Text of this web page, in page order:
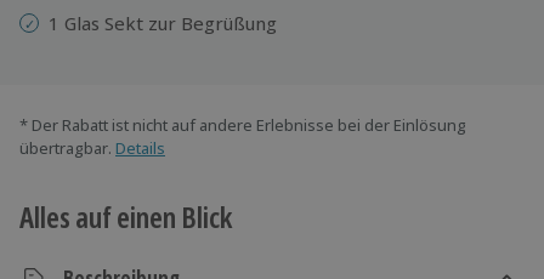
1 Glas Sekt zur Begrüßung
* Der Rabatt ist nicht auf andere Erlebnisse bei der Einlösung
übertragbar. Details
Alles auf einen Blick